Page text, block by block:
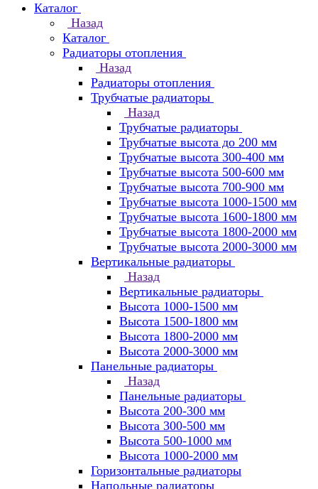
Каталог
Назад
Каталог
Радиаторы отопления
Назад
Радиаторы отопления
Трубчатые радиаторы
Назад
Трубчатые радиаторы
Трубчатые высота до 200 мм
Трубчатые высота 300-400 мм
Трубчатые высота 500-600 мм
Трубчатые высота 700-900 мм
Трубчатые высота 1000-1500 мм
Трубчатые высота 1600-1800 мм
Трубчатые высота 1800-2000 мм
Трубчатые высота 2000-3000 мм
Вертикальные радиаторы
Назад
Вертикальные радиаторы
Высота 1000-1500 мм
Высота 1500-1800 мм
Высота 1800-2000 мм
Высота 2000-3000 мм
Панельные радиаторы
Назад
Панельные радиаторы
Высота 200-300 мм
Высота 300-500 мм
Высота 500-1000 мм
Высота 1000-2000 мм
Горизонтальные радиаторы
Напольные радиаторы